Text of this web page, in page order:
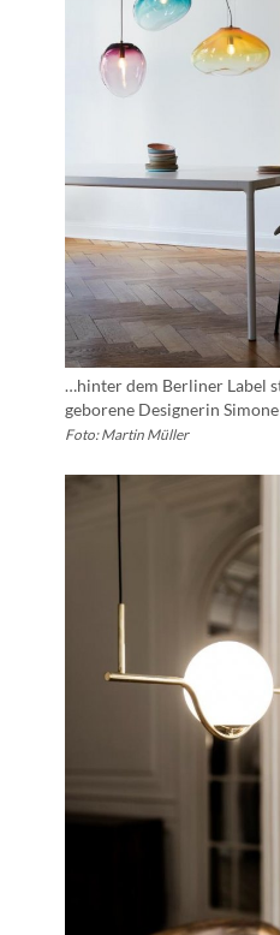
…hinter dem Berliner Label
geborene Designerin
Foto: Martin Müller